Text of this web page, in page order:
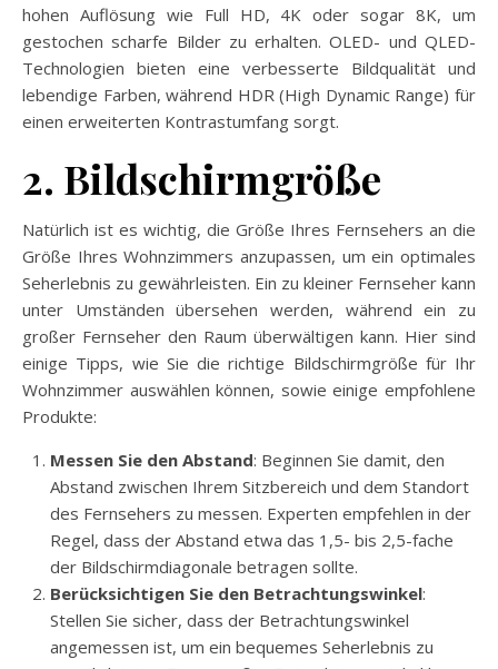
hohen Auflösung wie Full HD, 4K oder sogar 8K, um
gestochen scharfe Bilder zu erhalten. OLED- und QLED-
Technologien bieten eine verbesserte Bildqualität und
lebendige Farben, während HDR (High Dynamic Range) für
einen erweiterten Kontrastumfang sorgt.
2. Bildschirmgröße
Natürlich ist es wichtig, die Größe Ihres Fernsehers an die
Größe Ihres Wohnzimmers anzupassen, um ein optimales
Seherlebnis zu gewährleisten. Ein zu kleiner Fernseher kann
unter Umständen übersehen werden, während ein zu
großer Fernseher den Raum überwältigen kann. Hier sind
einige Tipps, wie Sie die richtige Bildschirmgröße für Ihr
Wohnzimmer auswählen können, sowie einige empfohlene
Produkte:
Messen Sie den Abstand: Beginnen Sie damit, den
Abstand zwischen Ihrem Sitzbereich und dem Standort
des Fernsehers zu messen. Experten empfehlen in der
Regel, dass der Abstand etwa das 1,5- bis 2,5-fache
der Bildschirmdiagonale betragen sollte.
Berücksichtigen Sie den Betrachtungswinkel:
Stellen Sie sicher, dass der Betrachtungswinkel
angemessen ist, um ein bequemes Seherlebnis zu